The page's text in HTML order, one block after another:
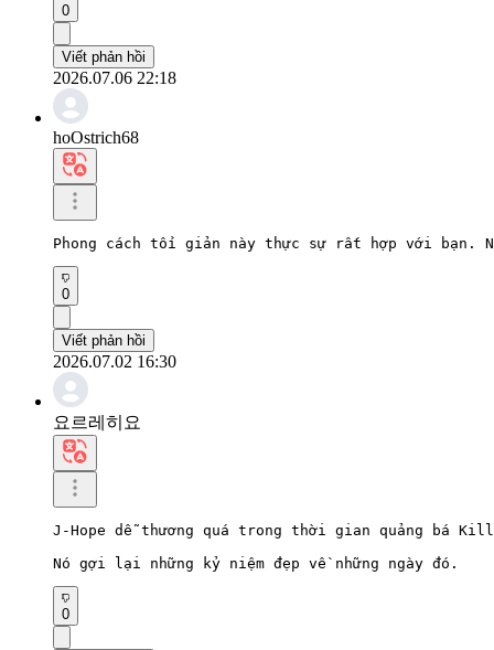
0
Viết phản hồi
2026.07.06 22:18
hoOstrich68
Phong cách tối giản này thực sự rất hợp với bạn.
0
Viết phản hồi
2026.07.02 16:30
요르레히요
J-Hope dễ thương quá trong thời gian quảng bá
Nó gợi lại những kỷ niệm đẹp về những ngày đó.
0